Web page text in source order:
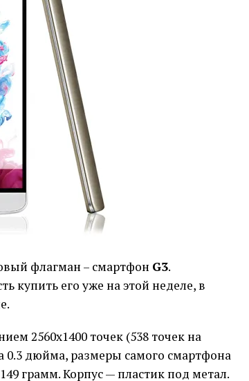
флагман – смартфон G3.
купить его уже на этой неделе, в
2560х1400 точек (538 точек на
0.3 дюйма, размеры самого смартфона
грамм. Корпус — пластик под метал.